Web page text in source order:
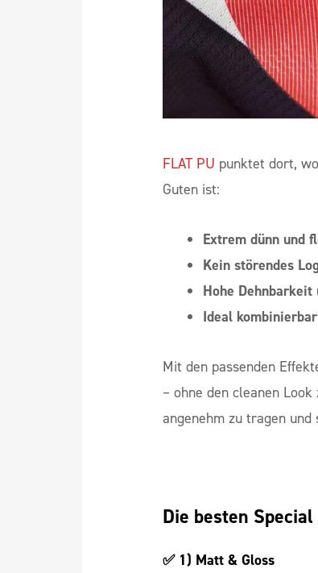
FLAT PU punktet dort,
Guten ist:
Extrem dünn und
Kein störendes
Hohe
Ideal
Mit den passenden
– ohne den cleanen
angenehm zu tragen
Die besten
✅ 1) Matt & Gloss